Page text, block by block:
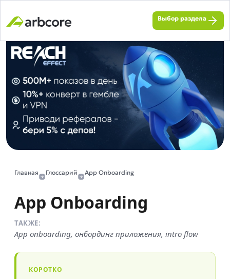
Выбор раздела
Главная Глоссарий App Onboarding
App Onboarding
ТАКЖЕ:
App onboarding, онбординг приложения, intro flow
КОРОТКО